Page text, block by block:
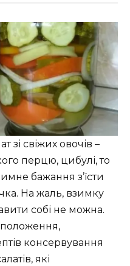
зі свіжих овочів –
перцю, цибулі, то
бажання з’їсти
На жаль, взимку
собі не можна.
консервування
які